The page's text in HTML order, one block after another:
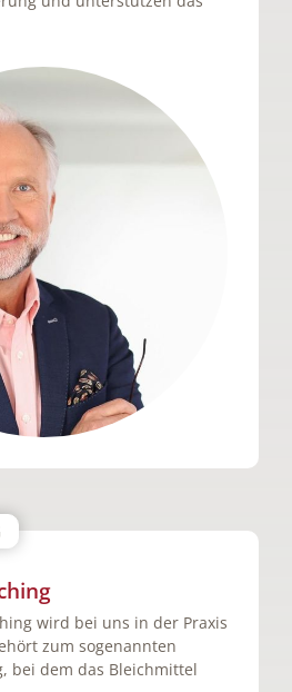
wird bei uns in der Praxis
zum sogenannten
bei dem das Bleichmittel